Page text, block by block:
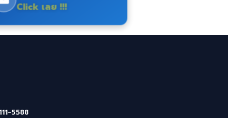
Click เลย !!!
5588